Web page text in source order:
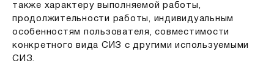
также характеру выполняемой работы,
продолжительности работы, индивидуальным
особенностям пользователя, совместимости
конкретного вида СИЗ с другими используемыми
СИЗ.